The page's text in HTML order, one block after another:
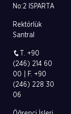
No:2 ISPARTA
Rektörlük
Santral
T. +90
(246) 214 60
00 | F. +90
(246) 228 30
06